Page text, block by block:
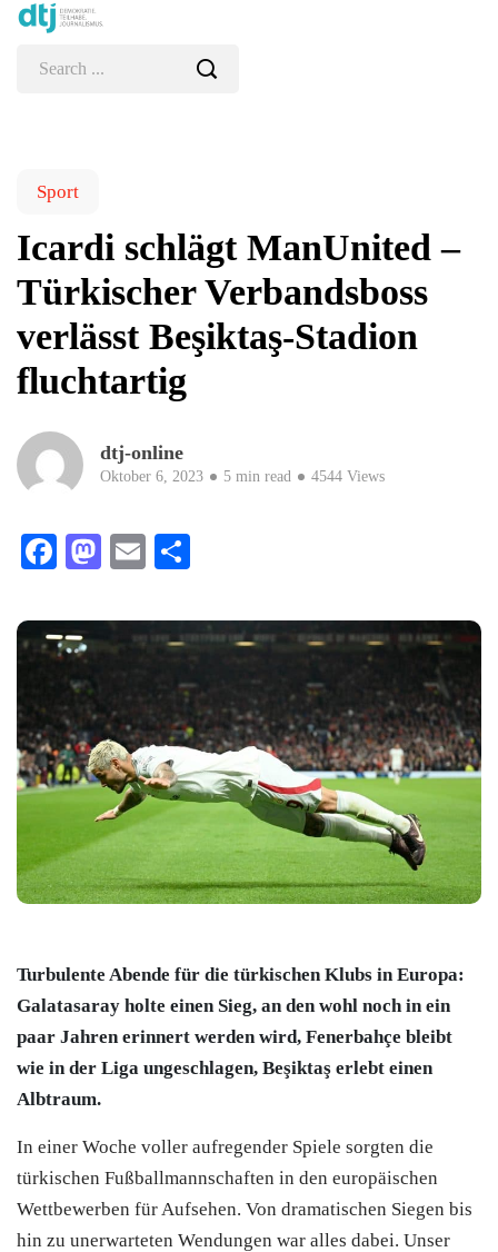
Sport
Icardi schlägt ManUnited –
Türkischer Verbandsboss
verlässt Beşiktaş-Stadion
fluchtartig
dtj-online
Oktober 6, 2023 5 min read 4544 Views
Facebook
Mastodon
Email
Turbulente Abende für die türkischen Klubs in Europa:
Galatasaray holte einen Sieg, an den wohl noch in ein
paar Jahren erinnert werden wird, Fenerbahçe bleibt
wie in der Liga ungeschlagen, Beşiktaş erlebt einen
Albtraum.
In einer Woche voller aufregender Spiele sorgten die
türkischen Fußballmannschaften in den europäischen
Wettbewerben für Aufsehen. Von dramatischen Siegen bis
hin zu unerwarteten Wendungen war alles dabei. Unser